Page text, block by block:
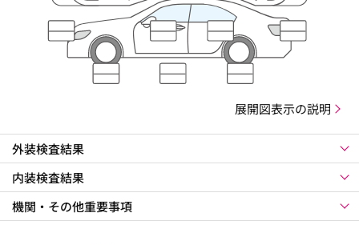
展開図表示の説明
外装検査結果
内装検査結果
機関・その他重要事項